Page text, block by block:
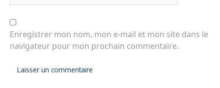
Enregistrer mon nom, mon e-mail et mon site dans le
navigateur pour mon prochain commentaire.